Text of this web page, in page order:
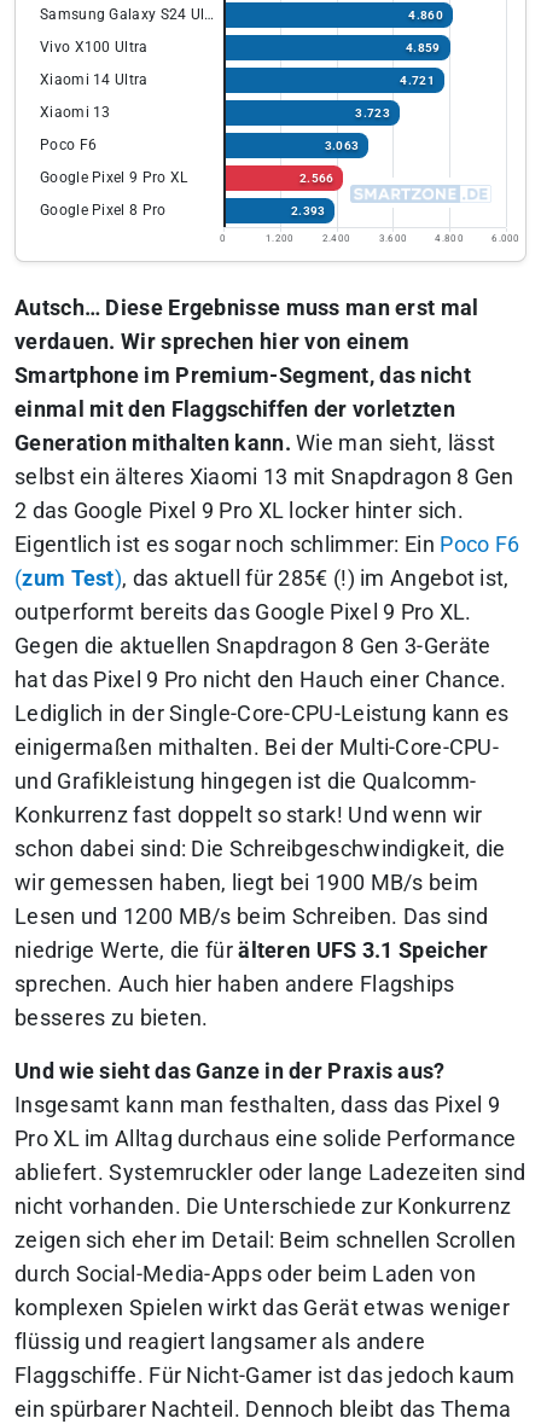
Samsung Galaxy S24 Ultra 4.860
Vivo X100 Ultra 4.859
Xiaomi 14 Ultra 4.721
Xiaomi 13 3.723
Poco F6 3.063
Google Pixel 9 Pro XL 2.566
Google Pixel 8 Pro 2.393
0 1.200 2.400 3.600 4.800 6.000
Autsch… Diese Ergebnisse muss man erst mal
verdauen. Wir sprechen hier von einem
Smartphone im Premium-Segment, das nicht
einmal mit den Flaggschiffen der vorletzten
Generation mithalten kann. Wie man sieht, lässt
selbst ein älteres Xiaomi 13 mit Snapdragon 8 Gen
2 das Google Pixel 9 Pro XL locker hinter sich.
Eigentlich ist es sogar noch schlimmer: Ein Poco F6
(zum Test), das aktuell für 285€ (!) im Angebot ist,
outperformt bereits das Google Pixel 9 Pro XL.
Gegen die aktuellen Snapdragon 8 Gen 3-Geräte
hat das Pixel 9 Pro nicht den Hauch einer Chance.
Lediglich in der Single-Core-CPU-Leistung kann es
einigermaßen mithalten. Bei der Multi-Core-CPU-
und Grafikleistung hingegen ist die Qualcomm-
Konkurrenz fast doppelt so stark! Und wenn wir
schon dabei sind: Die Schreibgeschwindigkeit, die
wir gemessen haben, liegt bei 1900 MB/s beim
Lesen und 1200 MB/s beim Schreiben. Das sind
niedrige Werte, die fürälteren UFS 3.1 Speicher
sprechen. Auch hier haben andere Flagships
besseres zu bieten.
Und wie sieht das Ganze in der Praxis aus?
Insgesamt kann man festhalten, dass das Pixel 9
Pro XL im Alltag durchaus eine solide Performance
abliefert. Systemruckler oder lange Ladezeiten sind
nicht vorhanden. Die Unterschiede zur Konkurrenz
zeigen sich eher im Detail: Beim schnellen Scrollen
durch Social-Media-Apps oder beim Laden von
komplexen Spielen wirkt das Gerät etwas weniger
flüssig und reagiert langsamer als andere
Flaggschiffe. Für Nicht-Gamer ist das jedoch kaum
ein spürbarer Nachteil. Dennoch bleibt das Thema